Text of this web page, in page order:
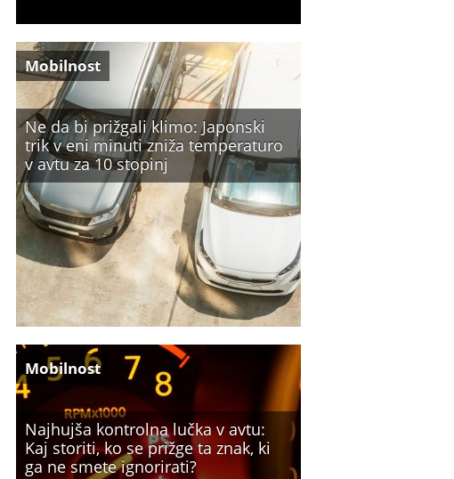
Ne da bi prižgali klimo: Japonski
trik v eni minuti zniža temperaturo
v avtu za 10 stopinj
Mobilnost
Najhujša kontrolna lučka v avtu:
Kaj storiti, ko se prižge ta znak, ki
ga ne smete ignorirati?
Mobilnost